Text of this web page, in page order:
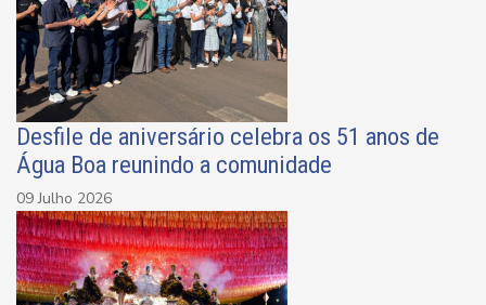
Desfile de aniversário celebra os 51 anos de
Água Boa reunindo a comunidade
09 Julho 2026